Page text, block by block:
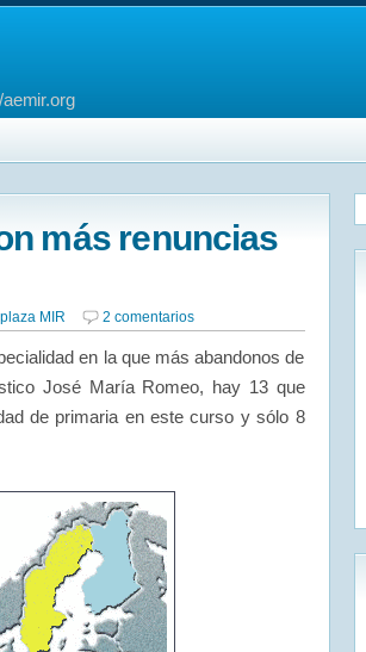
más renuncias
MIR 2 comentarios
en la que más abandonos de
José María Romeo, hay 13 que
de primaria en este curso y sólo 8